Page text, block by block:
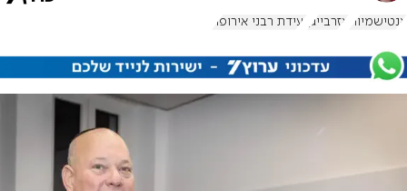
אנטישמיות אזרבייג'ן ועידת רבני אירופה